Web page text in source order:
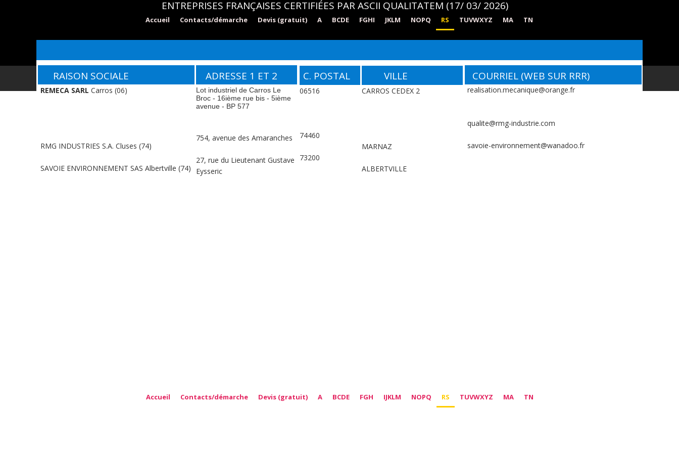
ENTREPRISES FRANÇAISES CERTIFIÉES PAR ASCII QUALITATEM (17/ 03/ 2026)
Accueil Contacts/démarche Devis (gratuit) A BCDE FGHI JKLM NOPQ RS TUVWXYZ MA TN
RAISON SOCIALE
REMECA SARL Carros (06)
RMG INDUSTRIES S.A. Cluses (74)
SAVOIE ENVIRONNEMENT SAS Albertville (74)
ADRESSE 1 ET 2
Lot industriel de Carros Le
Broc - 16ième rue bis - 5ième
avenue - BP 577
754, avenue des Amaranches
27, rue du Lieutenant Gustave
Eysseric
C. POSTAL
06516
74460
73200
VILLE
CARROS CEDEX 2
MARNAZ
ALBERTVILLE
COURRIEL (WEB SUR RRR)
realisation.mecanique@orange.fr
qualite@rmg-industrie.com
savoie-environnement@wanadoo.fr
Accueil Contacts/démarche Devis (gratuit) A BCDE FGH IJKLM NOPQ RS TUVWXYZ MA TN